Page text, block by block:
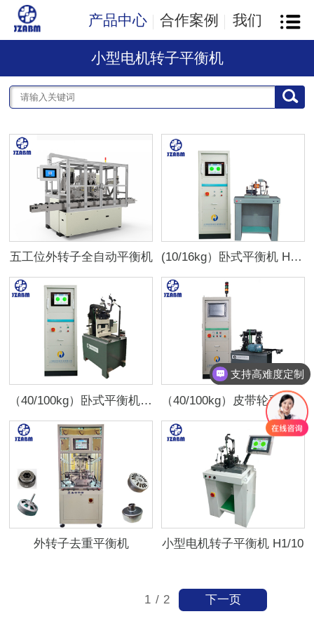
产品中心 合作案例 我们
小型电机转子平衡机
五工位外转子全自动平衡机 (10/16kg）卧式平衡机 H1/10
（40/100kg）卧式平衡机 H2/20 （40/100kg）皮带轮平衡机 H2/20
外转子去重平衡机 小型电机转子平衡机 H1/10
1 / 2 下一页
支持高难度定制